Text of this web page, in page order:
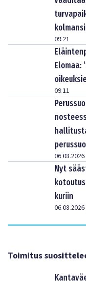
09:21
09:11
06.08.2026
Nyt
kuriin
06.08.2026
Toimitus